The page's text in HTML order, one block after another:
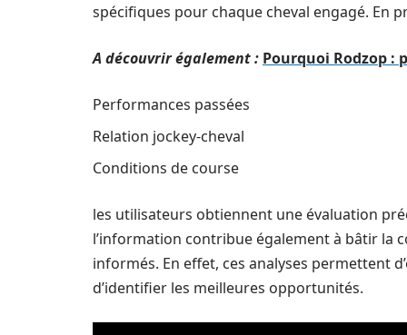
spécifiques pour chaque cheval engagé. En
A découvrir également : Pourquoi Rodzop :
Performances passées
Relation jockey-cheval
Conditions de course
les utilisateurs obtiennent une évaluation
l’information contribue également à bâtir la
informés. En effet, ces analyses permettent
d’identifier les meilleures opportunités.